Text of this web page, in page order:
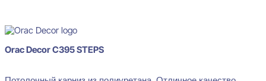
Orac Decor C395 STEPS